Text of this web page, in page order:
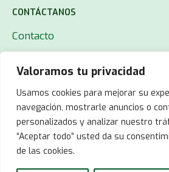
Valoramos tu privacidad
Usamos cookies para mejorar su
navegación, mostrarle anuncios o
personalizados y analizar nuestro
“Aceptar todo” usted da su
de las cookies.
CONTÁCTANOS
Contacto